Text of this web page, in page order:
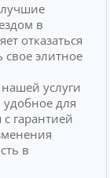
в
отказаться
свое элитное
услуги
для
гарантией
в